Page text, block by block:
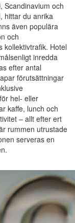
Scandinavium och
hittar du anrika
även populära
och
kollektivtrafik. Hotel
inredda
efter antal
förutsättningar
hel- eller
kaffe, lunch och
– allt efter ert
rummen utrustade
serveras en